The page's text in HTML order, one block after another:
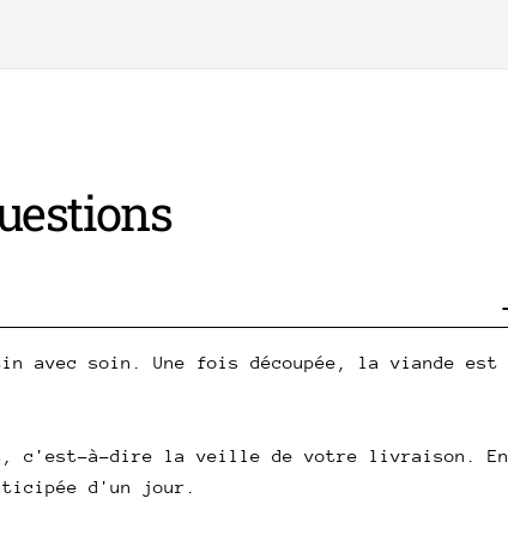
avec soin. Une fois découpée, la viande est
c'est-à-dire la veille de votre livraison. En
d'un jour.